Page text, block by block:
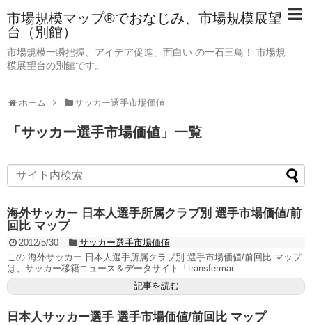
市場規模マップ®でおなじみ、市場規模展望
台（別館）
市場規模一瞬把握、アイデア促進、面白い の一石三鳥！ 市場規
模展望台の別館です。
ホーム サッカー選手市場価値
「 サッカー選手市場価値 」 一覧
海外サッカー 日本人選手所属クラブ別 選手市場価値/前
回比 マップ
2012/5/30
サッカー選手市場価値
この 海外サッカー 日本人選手所属クラブ別 選手市場価値/前回比 マップ
は、サッカー移籍ニュース＆データサイト「transfermar...
記事を読む
日本人サッカー選手 選手市場価値/前回比 マップ